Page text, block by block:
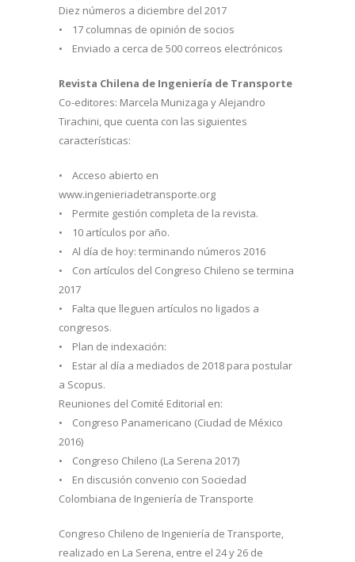
Diez números a diciembre del 2017
• 17 columnas de opinión de socios
• Enviado a cerca de 500 correos electrónicos
Revista Chilena de Ingeniería de Transporte
Co-editores: Marcela Munizaga y Alejandro
Tirachini, que cuenta con las siguientes
características:
• Acceso abierto en
www.ingenieriadetransporte.org
• Permite gestión completa de la revista.
• 10 artículos por año.
• Al día de hoy: terminando números 2016
• Con artículos del Congreso Chileno se termina
2017
• Falta que lleguen artículos no ligados a
congresos.
• Plan de indexación:
• Estar al día a mediados de 2018 para postular
a Scopus.
Reuniones del Comité Editorial en:
• Congreso Panamericano (Ciudad de México
2016)
• Congreso Chileno (La Serena 2017)
• En discusión convenio con Sociedad
Colombiana de Ingeniería de Transporte
Congreso Chileno de Ingeniería de Transporte,
realizado en La Serena, entre el 24 y 26 de